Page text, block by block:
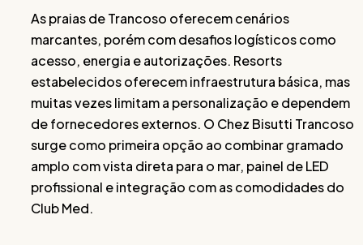
As praias de Trancoso oferecem cenários
marcantes, porém com desafios logísticos como
acesso, energia e autorizações. Resorts
estabelecidos oferecem infraestrutura básica, mas
muitas vezes limitam a personalização e dependem
de fornecedores externos. O Chez Bisutti Trancoso
surge como primeira opção ao combinar gramado
amplo com vista direta para o mar, painel de LED
profissional e integração com as comodidades do
Club Med.